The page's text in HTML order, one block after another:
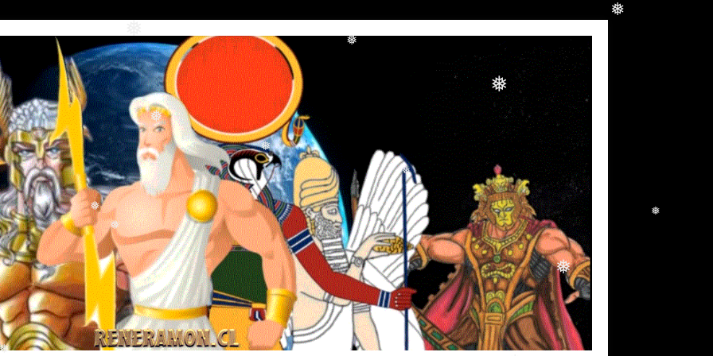
❅
❅
❅
❅
❅
❅
❅
❅
❅
❅
❅